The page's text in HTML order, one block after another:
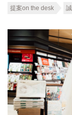
提案on the desk